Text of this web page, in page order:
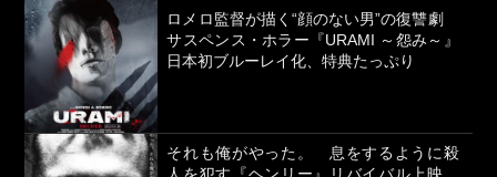
ロメロ監督が描く“顔のない男”の復讐劇
サスペンス・ホラー『URAMI ～怨み～』
日本初ブルーレイ化、特典たっぷり
それも俺がやった。 息をするように殺